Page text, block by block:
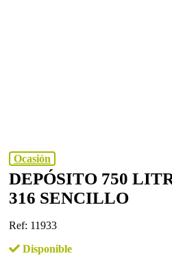
Ocasión
DEPÓSITO 750
316 SENCILLO
Ref: 11933
Disponible